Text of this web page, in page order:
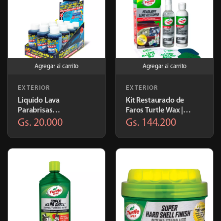
Agregar al carrito
EXTERIOR
Liquido Lava
Parabrisas
Concentrado HS |
Gs. 20.000
Agregar al carrito
EXTERIOR
Kit Restaurado de
Faros Turtle Wax |
T240KT
Gs. 144.200